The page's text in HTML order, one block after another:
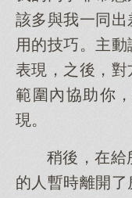
該多與我一同
用的技巧。主
表現，之後，
範圍內協助你
現。
稍後，在給
的人暫時離開